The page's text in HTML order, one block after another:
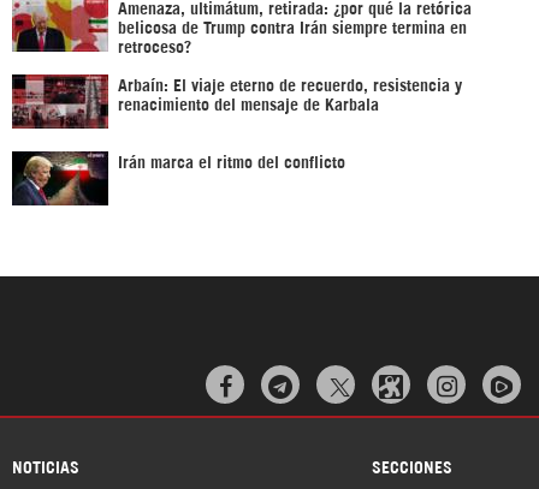
Amenaza, ultimátum, retirada: ¿por qué la retórica
belicosa de Trump contra Irán siempre termina en
retroceso?
Arbaín: El viaje eterno de recuerdo, resistencia y
renacimiento del mensaje de Karbala
Irán marca el ritmo del conflicto
  
NOTICIAS SECCIONES